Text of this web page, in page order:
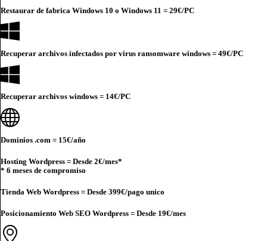
Restaurar de fabrica Windows 10 o Windows 11 = 29€/PC
Recuperar archivos infectados por virus ransomware windows = 49€/PC
Recuperar archivos windows = 14€/PC
Dominios .com = 15€/año
Hosting Wordpress = Desde 2€/mes*
* 6 meses de compromiso
Tienda Web Wordpress = Desde 399€/pago unico
Posicionamiento Web SEO Wordpress = Desde 19€/mes